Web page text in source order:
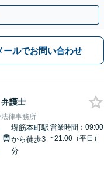
ールでお問い合わせ
弁護士
律事務所
堺筋本町駅
から徒歩3
分
営業時間：09:00
~21:00（平日）